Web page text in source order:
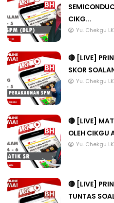
CIKG...
Yu. Chekgu LK
🔴 [LIVE]
SKOR
Yu. Chekgu LK
🔴 [LIVE]
OLEH CIKGU
Yu. Chekgu LK
🔴 [LIVE]
TUNTAS